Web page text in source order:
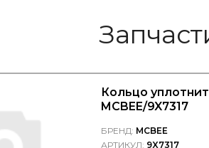
Кольцо
MCBEE/9X7317
БРЕНД: MCBEE
АРТИКУЛ: 9X7317